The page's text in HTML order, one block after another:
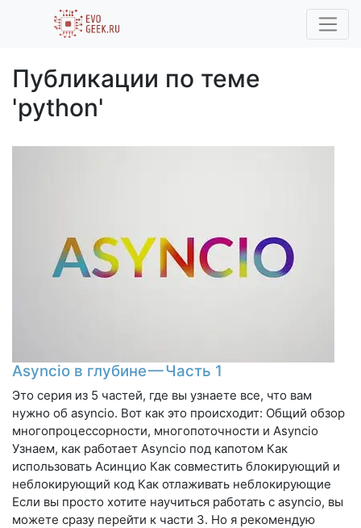
Публикации по теме
'python'
Asyncio в глубине — Часть 1
Это серия из 5 частей, где вы узнаете все, что вам
нужно об asyncio. Вот как это происходит: Общий обзор
многопроцессорности, многопоточности и Asyncio
Узнаем, как работает Asyncio под капотом Как
использовать Асинцио Как совместить блокирующий и
неблокирующий код Как отлаживать неблокирующие
Если вы просто хотите научиться работать с asyncio, вы
можете сразу перейти к части 3. Но я рекомендую